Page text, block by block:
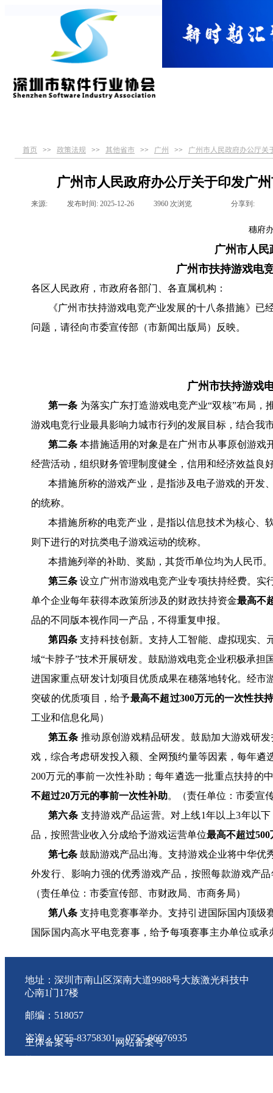
首页 >> 政策法规 >> 其他省市 >> 广州 >> 广州市人民政府办公厅关
广州市人民政府办公厅关于印发广
来源: 发布时间: 2025-12-26 3960 次浏览 分享到:
穗府
广州市人民
广州市扶持游戏电
各区人民政府，市政府各部门、各直属机构：
《广州市扶持游戏电竞产业发展的十八条措施》
问题，请径向市委宣传部（市新闻出版局）反映。
广州市扶持游戏
第一条 为落实广东打造游戏电竞产业“双核”布局，
游戏电竞行业最具影响力城市行列的发展目标，结合我
第二条 本措施适用的对象是在广州市从事原创游戏
经营活动，组织财务管理制度健全，信用和经济效益良
本措施所称的游戏产业，是指涉及电子游戏的开发
的统称。
本措施所称的电竞产业，是指以信息技术为核心、
则下进行的对抗类电子游戏运动的统称。
本措施列举的补助、奖励，其货币单位均为人民币。
第三条 设立广州市游戏电竞产业专项扶持经费。实
单个企业每年获得本政策所涉及的财政扶持资金最高不
品的不同版本视作同一产品，不得重复申报。
第四条 支持科技创新。支持人工智能、虚拟现实、
域“卡脖子”技术开展研发。鼓励游戏电竞企业积极承
进国家重点研发计划项目优质成果在穗落地转化。经
突破的优质项目，给予最高不超过300万元的一次性扶
工业和信息化局）
第五条 推动原创游戏精品研发。鼓励加大游戏研
戏，综合考虑研发投入额、全网预约量等因素，每年
200万元的事前一次性补助；每年遴选一批重点扶持的
不超过20万元的事前一次性补助。（责任单位：市委宣
第六条 支持游戏产品运营。对上线1年以上3年以
品，按照营业收入分成给予游戏运营单位最高不超过
第七条 鼓励游戏产品出海。支持游戏企业将中华优
外发行、影响力强的优秀游戏产品，按照每款游戏产
（责任单位：市委宣传部、市财政局、市商务局）
第八条 支持电竞赛事举办。支持引进国际国内顶级
国际国内高水平电竞赛事，给予每项赛事主办单位或
的事后一次性补助。对电竞俱乐部获得国际国内高水
委宣传部、市体育局、市文化广电旅游局、市财政局）
部、市体育局、市财政局）
地址：深圳市南山区深南大道9988号大族激光科技中
心南1门17楼
邮编：518057
咨询：0755-83758301 0755-86076935
主体备案号 网站备案号